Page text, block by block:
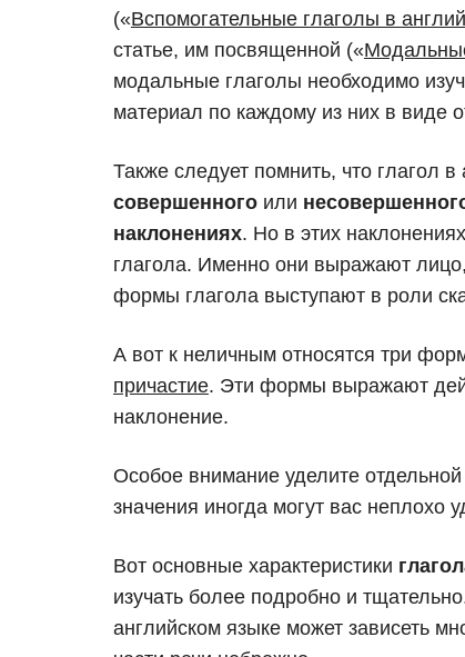
(«Вспомогательные глаголы в
статье, им посвященной («
модальные глаголы необходимо
материал по каждому из них в виде
Также следует помнить, что глагол
совершенного или
наклонениях. Но в этих
глагола. Именно они выражают
формы глагола выступают в роли
А вот к неличным относятся три
причастие. Эти формы выражают
наклонение.
Особое внимание уделите
значения иногда могут вас неплохо
Вот основные характеристики
изучать более подробно и
английском языке может зависеть